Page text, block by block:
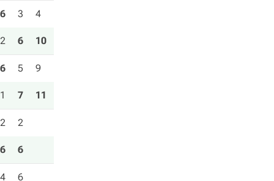
6 3 4
2 6 10
6 5 9
1 7 11
2 2
6 6
4 6